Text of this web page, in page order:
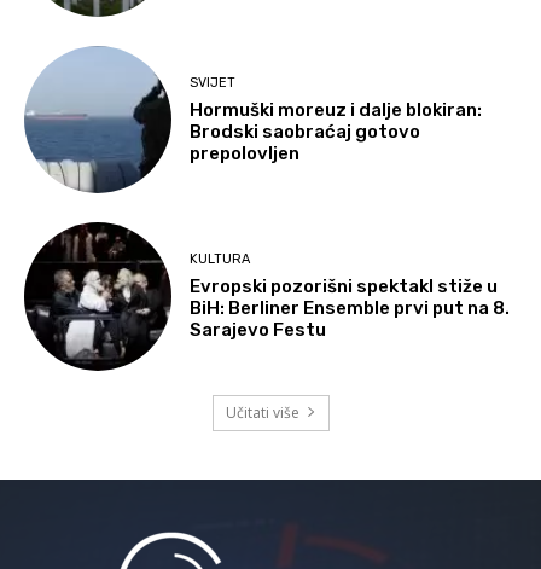
SVIJET
Hormuški moreuz i dalje blokiran:
Brodski saobraćaj gotovo
prepolovljen
KULTURA
Evropski pozorišni spektakl stiže u
BiH: Berliner Ensemble prvi put na 8.
Sarajevo Festu
Učitati više